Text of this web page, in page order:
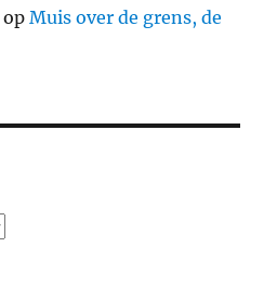
opMuis over de grens, de